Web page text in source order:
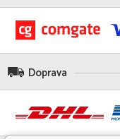
Doprava